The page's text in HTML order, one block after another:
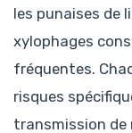
les punaises de
xylophages
fréquentes.
risques
transmission de